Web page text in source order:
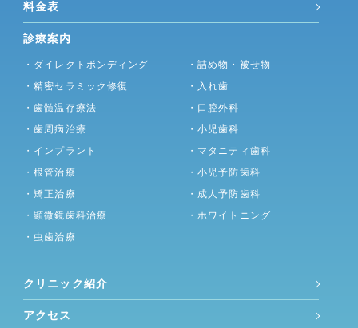
料金表
診療案内
・ダイレクトボンディング
・精密セラミック修復
・歯髄温存療法
・歯周病治療
・インプラント
・根管治療
・矯正治療
・顕微鏡歯科治療
・虫歯治療
・詰め物・被せ物
・入れ歯
・口腔外科
・小児歯科
・マタニティ歯科
・小児予防歯科
・成人予防歯科
・ホワイトニング
クリニック紹介
アクセス